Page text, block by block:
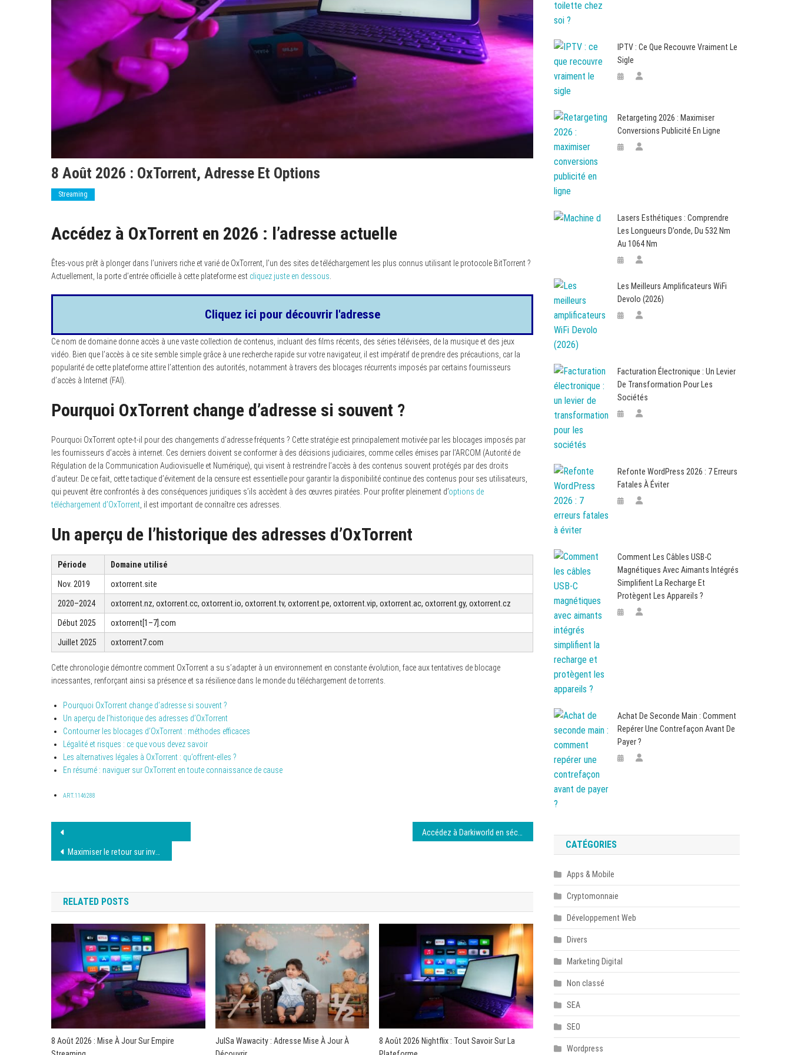
8 Août 2026 : OxTorrent, Adresse Et Options
Streaming
Accédez à OxTorrent en 2026 : l’adresse actuelle
Êtes-vous prêt à plonger dans l’univers riche et varié de OxTorrent, l’un des sites de téléchargement les plus connus utilisant le protocole BitTorrent ?
Actuellement, la porte d’entrée officielle à cette plateforme est cliquez juste en dessous.
Cliquez ici pour découvrir l'adresse
Ce nom de domaine donne accès à une vaste collection de contenus, incluant des films récents, des séries télévisées, de la musique et des jeux
vidéo. Bien que l’accès à ce site semble simple grâce à une recherche rapide sur votre navigateur, il est impératif de prendre des précautions, car la
popularité de cette plateforme attire l’attention des autorités, notamment à travers des blocages récurrents imposés par certains fournisseurs
d’accès à Internet (FAI).
Pourquoi OxTorrent change d’adresse si souvent ?
Pourquoi OxTorrent opte-t-il pour des changements d’adresse fréquents ? Cette stratégie est principalement motivée par les blocages imposés par
les fournisseurs d’accès à internet. Ces derniers doivent se conformer à des décisions judiciaires, comme celles émises par l’ARCOM (Autorité de
Régulation de la Communication Audiovisuelle et Numérique), qui visent à restreindre l’accès à des contenus souvent protégés par des droits
d’auteur. De ce fait, cette tactique d’évitement de la censure est essentielle pour garantir la disponibilité continue des contenus pour ses utilisateurs,
qui peuvent être confrontés à des conséquences juridiques s’ils accèdent à des œuvres piratées. Pour profiter pleinement d’options de
téléchargement d’OxTorrent, il est important de connaître ces adresses.
Un aperçu de l’historique des adresses d’OxTorrent
Période Domaine utilisé
Nov. 2019 oxtorrent.site
2020–2024 oxtorrent.nz, oxtorrent.cc, oxtorrent.io, oxtorrent.tv, oxtorrent.pe, oxtorrent.vip, oxtorrent.ac, oxtorrent.gy, oxtorrent.cz
Début 2025 oxtorrent[1–7].com
Juillet 2025 oxtorrent7.com
Cette chronologie démontre comment OxTorrent a su s’adapter à un environnement en constante évolution, face aux tentatives de blocage
incessantes, renforçant ainsi sa présence et sa résilience dans le monde du téléchargement de torrents.
Pourquoi OxTorrent change d’adresse si souvent ?
Un aperçu de l’historique des adresses d’OxTorrent
Contourner les blocages d’OxTorrent : méthodes efficaces
Légalité et risques : ce que vous devez savoir
Les alternatives légales à OxTorrent : qu’offrent-elles ?
En résumé : naviguer sur OxTorrent en toute connaissance de cause
ART.1146288
Navigation
deMaximiser le retour sur investissement en SEA
Accédez à Darkiworld en sécurité – 8 août 2026
RELATED POSTS
8 Août 2026 : Mise À Jour Sur Empire
JulSa Wawacity : Adresse Mise À Jour À
8 Août 2026 Nightflix : Tout Savoir Sur La
IPTV : Ce Que Recouvre Vraiment Le
Sigle
Retargeting 2026 : Maximiser
Conversions Publicité En Ligne
Lasers Esthétiques : Comprendre
Les Longueurs D’onde, Du 532 Nm
Au 1064 Nm
Les Meilleurs Amplificateurs WiFi
Devolo (2026)
Facturation Électronique : Un Levier
De Transformation Pour Les
Sociétés
Refonte WordPress 2026 : 7 Erreurs
Fatales À Éviter
Comment Les Câbles USB-C
Magnétiques Avec Aimants Intégrés
Simplifient La Recharge Et
Protègent Les Appareils ?
Achat De Seconde Main : Comment
Repérer Une Contrefaçon Avant De
Payer ?
CATÉGORIES
Apps & Mobile
Cryptomonnaie
Développement Web
Divers
Marketing Digital
Non classé
SEA
SEO
Wordpress